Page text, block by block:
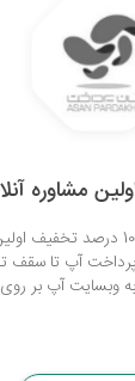
با وارد کردن این کد تخفیف از
وبسایت آپ بر